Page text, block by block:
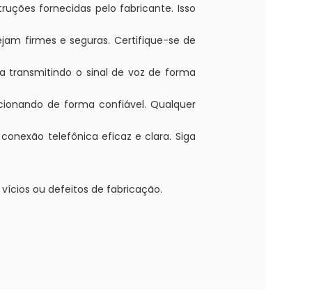
fornecidas pelo fabricante. Isso
firmes e seguras. Certifique-se de
transmitindo o sinal de voz de forma
de forma confiável. Qualquer
telefônica eficaz e clara. Siga
ou defeitos de fabricação.